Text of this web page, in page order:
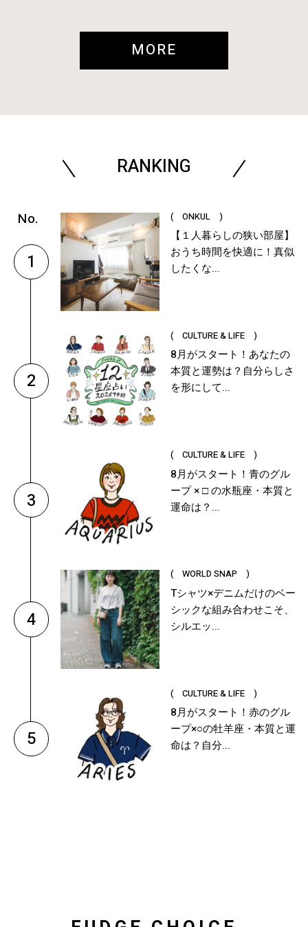
MORE
RANKING
1
( ONKUL )
【１人暮らしの狭い部屋】
おうち時間を快適に！真似
したくな...
2
( CULTURE & LIFE )
8月がスタート！あなたの
本質と運勢は？自分らしさ
を形にして...
3
( CULTURE & LIFE )
8月がスタート！青のグル
ープ × □ の水瓶座・本質と
運命は？...
4
( WORLD SNAP )
Tシャツ×デニムだけのベー
シックな組み合わせこそ、
シルエッ...
5
( CULTURE & LIFE )
8月がスタート！赤のグル
ープ×○の牡羊座・本質と運
命は？自分...